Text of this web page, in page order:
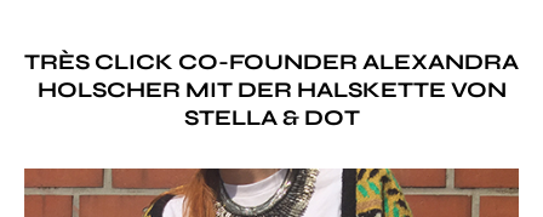
TRÈS CLICK CO-FOUNDER ALEXANDRA
HOLSCHER MIT DER HALSKETTE VON
STELLA & DOT